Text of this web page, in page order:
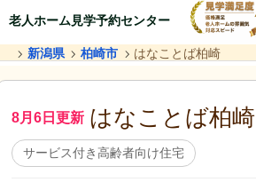
老人ホーム見学予約センター
新潟県 柏崎市 はなことば柏崎
8月6日更新 はなことば柏崎
サービス付き高齢者向け住宅